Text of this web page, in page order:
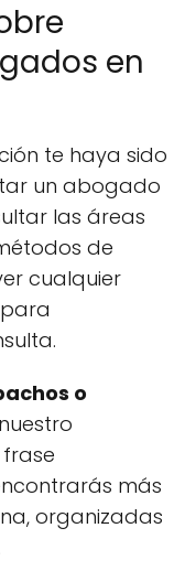
en
te haya sido
un abogado
las áreas
de
cualquier
o
más
organizadas